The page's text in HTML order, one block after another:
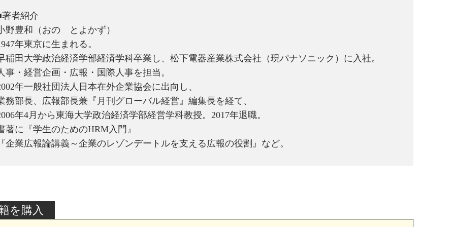
者紹介
野豊和（おの とよかず）
年東京に生まれる。
稲田大学政治経済学部経済学科卒業し、松下電器産業株式会社（現パナソニック）に入社。
事・経営企画・広報・国際人事を担当。
年一般社団法人日本在外企業協会に出向し、
務部長、広報部長兼『月刊グローバル経営』編集長を経て、
年4月から東海大学政治経済学部経営学科教授。2017年退職。
著に『学生のためのHRM入門』
企業広報論講義～企業のレゾンデートルを支える広報の役割』など。
を購入